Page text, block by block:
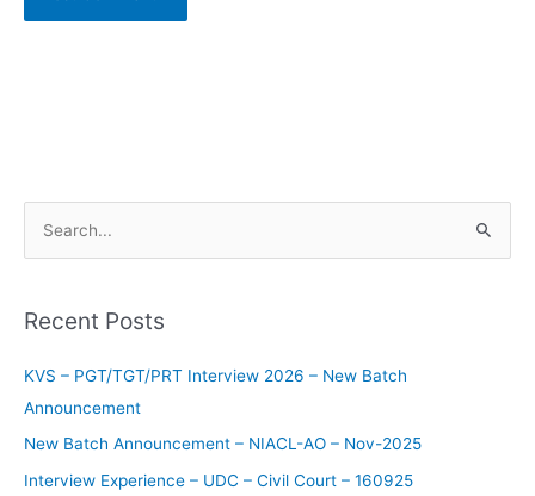
r
r
Recent Posts
KVS – PGT/TGT/PRT Interview 2026 – New Batch
Announcement
New Batch Announcement – NIACL-AO – Nov-2025
Interview Experience – UDC – Civil Court – 160925